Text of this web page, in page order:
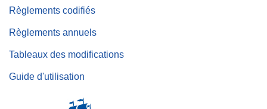
QUÉBEC
Règlements codifiés
Règlements annuels
Tableaux des modifications
Guide d'utilisation